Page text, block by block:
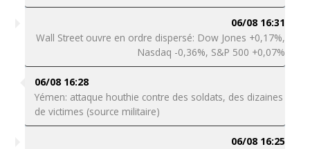
06/08 16:31
Wall Street ouvre en ordre dispersé: Dow Jones +0,17%,
Nasdaq -0,36%, S&P 500 +0,07%
06/08 16:28
Yémen: attaque houthie contre des soldats, des dizaines
de victimes (source militaire)
06/08 16:25